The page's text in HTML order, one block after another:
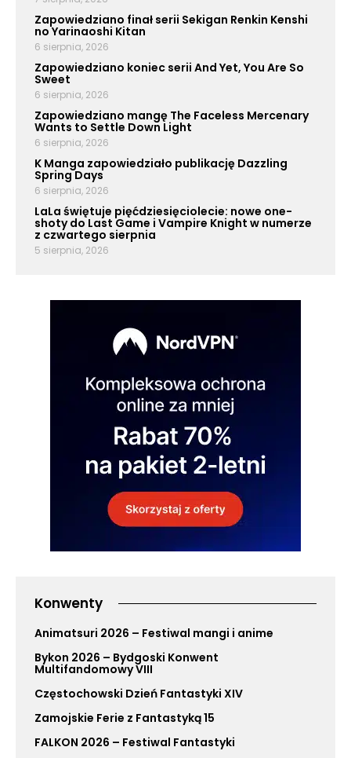
Zapowiedziano finał serii Sekigan Renkin Kenshi
no Yarinaoshi Kitan
6 sierpnia, 2026
Zapowiedziano koniec serii And Yet, You Are So
Sweet
6 sierpnia, 2026
Zapowiedziano mangę The Faceless Mercenary
Wants to Settle Down Light
6 sierpnia, 2026
K Manga zapowiedziało publikację Dazzling
Spring Days
6 sierpnia, 2026
LaLa świętuje pięćdziesięciolecie: nowe one-
shoty do Last Game i Vampire Knight w numerze
z czwartego sierpnia
5 sierpnia, 2026
Konwenty
Animatsuri 2026 – Festiwal mangi i anime
Bykon 2026 – Bydgoski Konwent
Multifandomowy VIII
Częstochowski Dzień Fantastyki XIV
Zamojskie Ferie z Fantastyką 15
FALKON 2026 – Festiwal Fantastyki